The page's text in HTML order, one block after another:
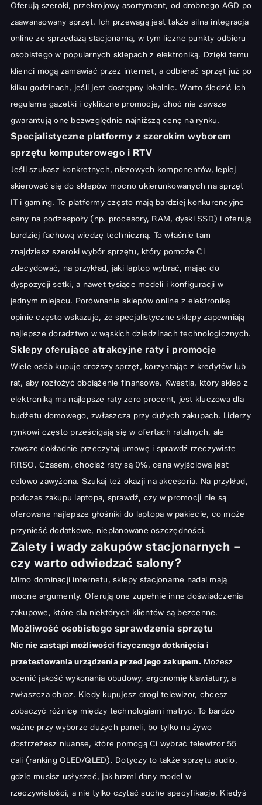
Oferują szeroki, przekrojowy asortyment, od drobnego AGD po
zaawansowany sprzęt. Ich przewagą jest także silna integracja
online ze sprzedażą stacjonarną, w tym liczne punkty odbioru
osobistego w popularnych sklepach z elektroniką. Dzięki temu
klienci mogą zamawiać przez internet, a odbierać sprzęt już po
kilku godzinach, jeśli jest dostępny lokalnie. Warto śledzić ich
regularne gazetki i cykliczne promocje, choć nie zawsze
gwarantują one bezwzględnie najniższą cenę na rynku.
Specjalistyczne platformy z szerokim wyborem
sprzętu komputerowego i RTV
Jeśli szukasz konkretnych, niszowych komponentów, lepiej
skierować się do sklepów mocno ukierunkowanych na sprzęt
IT i gaming. Te platformy często mają bardziej konkurencyjne
ceny na podzespoły (np. procesory, RAM, dyski SSD) i oferują
bardziej fachową wiedzę techniczną. To właśnie tam
znajdziesz szeroki wybór sprzętu, który pomoże Ci
zdecydować, na przykład, jaki laptop wybrać, mając do
dyspozycji setki, a nawet tysiące modeli i konfiguracji w
jednym miejscu. Porównanie sklepów online z elektroniką
opinie często wskazuje, że specjalistyczne sklepy zapewniają
najlepsze doradztwo w wąskich dziedzinach technologicznych.
Sklepy oferujące atrakcyjne raty i promocje
Wiele osób kupuje droższy sprzęt, korzystając z kredytów lub
rat, aby rozłożyć obciążenie finansowe. Kwestia, który sklep z
elektroniką ma najlepsze raty zero procent, jest kluczowa dla
budżetu domowego, zwłaszcza przy dużych zakupach. Liderzy
rynkowi często prześcigają się w ofertach ratalnych, ale
zawsze dokładnie przeczytaj umowę i sprawdź rzeczywiste
RRSO. Czasem, chociaż raty są 0%, cena wyjściowa jest
celowo zawyżona. Szukaj też okazji na akcesoria. Na przykład,
podczas zakupu laptopa, sprawdź, czy w promocji nie są
oferowane najlepsze głośniki do laptopa w pakiecie, co może
przynieść dodatkowe, nieplanowane oszczędności.
Zalety i wady zakupów stacjonarnych –
czy warto odwiedzać salony?
Mimo dominacji internetu, sklepy stacjonarne nadal mają
mocne argumenty. Oferują one zupełnie inne doświadczenia
zakupowe, które dla niektórych klientów są bezcenne.
Możliwość osobistego sprawdzenia sprzętu
Nic nie zastąpi możliwości fizycznego dotknięcia i
przetestowania urządzenia przed jego zakupem.Możesz
ocenić jakość wykonania obudowy, ergonomię klawiatury, a
zwłaszcza obraz. Kiedy kupujesz drogi telewizor, chcesz
zobaczyć różnicę między technologiami matryc. To bardzo
ważne przy wyborze dużych paneli, bo tylko na żywo
dostrzeżesz niuanse, które pomogą Ci wybrać telewizor 55
cali (ranking OLED/QLED). Dotyczy to także sprzętu audio,
gdzie musisz usłyszeć, jak brzmi dany model w
rzeczywistości, a nie tylko czytać suche specyfikacje. Kiedyś